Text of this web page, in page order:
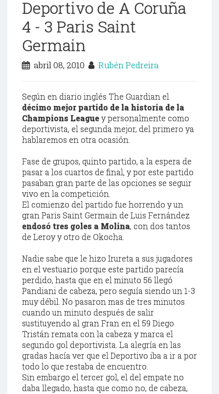
Deportivo de A Coruña
4 - 3 Paris Saint
Germain
abril 08, 2010 Rubén Pedreira
Según en diario inglés The Guardian el
décimo mejor partido de la historia de la
Champions Leaguey personalmente como
deportivista, el segunda mejor, del primero ya
hablaremos en otra ocasión.
Fase de grupos, quinto partido, a la espera de
pasar a los cuartos de final, y por este partido
pasaban gran parte de las opciones se seguir
vivo en la competición.
El comienzo del partido fue horrendo y un
gran Paris Saint Germain de Luis Fernández
endosó tres goles a Molina, con dos tantos
de Leroy y otro de Okocha.
Nadie sabe que le hizo Irureta a sus jugadores
en el vestuario porque este partido parecía
perdido, hasta que en el minuto 56 llegó
Pandiani de cabeza, pero seguía siendo un 1-3
muy débil. No pasaron mas de tres minutos
cuando un minuto después de salir
sustituyendo al gran Fran en el 59 Diego
Tristán remata con la cabeza y marca el
segundo gol deportivista. La alegría en las
gradas hacía ver que el Deportivo iba a ir a por
todo lo que restaba de encuentro.
Sin embargo el tercer gol, el del empate no
daba llegado, hasta que como no, de cabeza,